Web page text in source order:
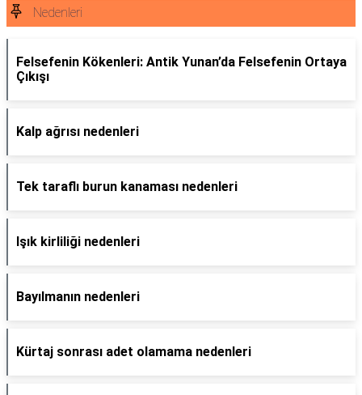
Nedenleri
Felsefenin Kökenleri: Antik Yunan’da Felsefenin Ortaya
Çıkışı
Kalp ağrısı nedenleri
Tek taraflı burun kanaması nedenleri
Işık kirliliği nedenleri
Bayılmanın nedenleri
Kürtaj sonrası adet olamama nedenleri